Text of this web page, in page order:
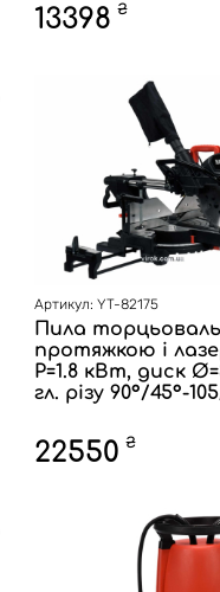
13398 ₴
Артикул: YT-82175
Пила
протяжкою і
P=1.8 кВт, диск
гл. різу 90°/45°-
22550 ₴